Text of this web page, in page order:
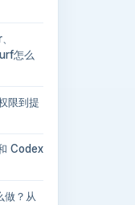
怎么
限到提
Codex
做？从